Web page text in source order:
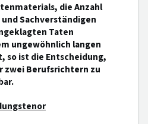
die Anzahl
Sachverständigen
Taten
ungewöhnlich langen
so ist die Entscheidung,
zwei Berufsrichtern zu